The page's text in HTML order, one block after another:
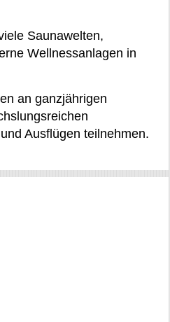
Saunawelten,
Wellnessanlagen in
an ganzjährigen
Ausflügen teilnehmen.